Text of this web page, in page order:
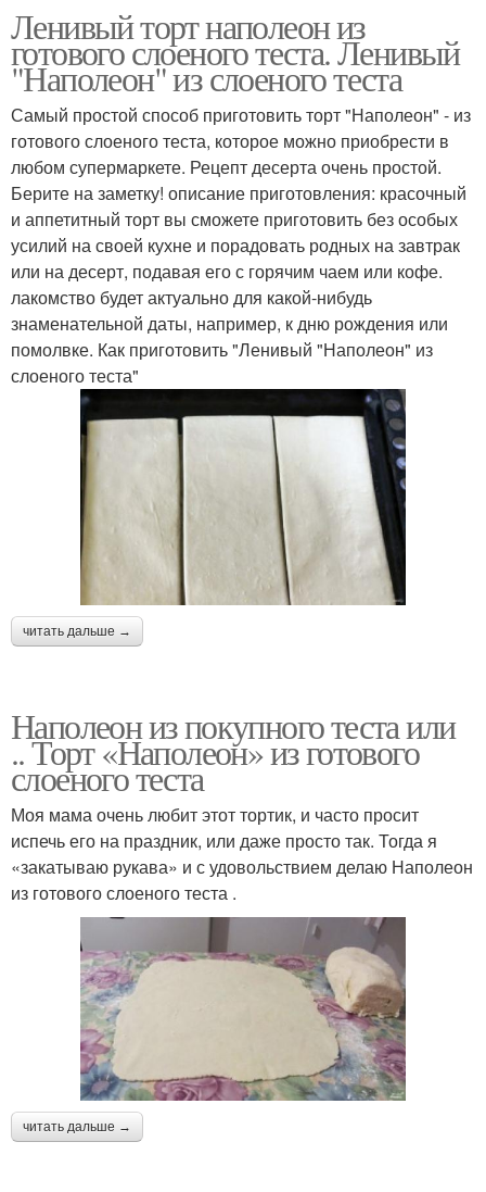
Ленивый торт наполеон из
готового слоеного теста. Ленивый
"Наполеон" из слоеного теста
Самый простой способ приготовить торт "Наполеон" - из
готового слоеного теста, которое можно приобрести в
любом супермаркете. Рецепт десерта очень простой.
Берите на заметку! описание приготовления: красочный
и аппетитный торт вы сможете приготовить без особых
усилий на своей кухне и порадовать родных на завтрак
или на десерт, подавая его с горячим чаем или кофе.
лакомство будет актуально для какой-нибудь
знаменательной даты, например, к дню рождения или
помолвке. Как приготовить "Ленивый "Наполеон" из
слоеного теста"
читать дальше →
Наполеон из покупного теста или
.. Торт «Наполеон» из готового
слоеного теста
Моя мама очень любит этот тортик, и часто просит
испечь его на праздник, или даже просто так. Тогда я
«закатываю рукава» и с удовольствием делаю Наполеон
из готового слоеного теста .
читать дальше →